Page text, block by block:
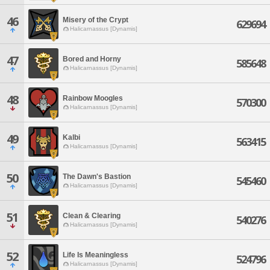
46 Misery of the Crypt
Halicarnassus [Dynamis] 629694
47 Bored and Horny
Halicarnassus [Dynamis] 585648
48 Rainbow Moogles
Halicarnassus [Dynamis] 570300
49 Kalbi
Halicarnassus [Dynamis] 563415
50 The Dawn's Bastion
Halicarnassus [Dynamis] 545460
51 Clean & Clearing
Halicarnassus [Dynamis] 540276
52 Life Is Meaningless
Halicarnassus [Dynamis] 524796